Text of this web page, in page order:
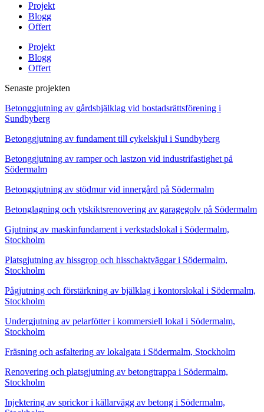
Projekt
Blogg
Offert
Projekt
Blogg
Offert
Senaste projekten
Betonggjutning av gårdsbjälklag vid bostadsrättsförening i
Sundbyberg
Betonggjutning av fundament till cykelskjul i Sundbyberg
Betonggjutning av ramper och lastzon vid industrifastighet på
Södermalm
Betonggjutning av stödmur vid innergård på Södermalm
Betonglagning och ytskiktsrenovering av garagegolv på Södermalm
Gjutning av maskinfundament i verkstadslokal i Södermalm,
Stockholm
Platsgjutning av hissgrop och hisschaktväggar i Södermalm,
Stockholm
Pågjutning och förstärkning av bjälklag i kontorslokal i Södermalm,
Stockholm
Undergjutning av pelarfötter i kommersiell lokal i Södermalm,
Stockholm
Fräsning och asfaltering av lokalgata i Södermalm, Stockholm
Renovering och platsgjutning av betongtrappa i Södermalm,
Stockholm
Injektering av sprickor i källarvägg av betong i Södermalm,